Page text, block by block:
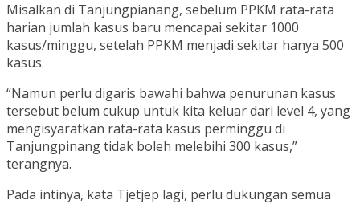
Misalkan di Tanjungpianang, sebelum PPKM rata-rata
harian jumlah kasus baru mencapai sekitar 1000
kasus/minggu, setelah PPKM menjadi sekitar hanya 500
kasus.
“Namun perlu digaris bawahi bahwa penurunan kasus
tersebut belum cukup untuk kita keluar dari level 4, yang
mengisyaratkan rata-rata kasus perminggu di
Tanjungpinang tidak boleh melebihi 300 kasus,”
terangnya.
Pada intinya, kata Tjetjep lagi, perlu dukungan semua